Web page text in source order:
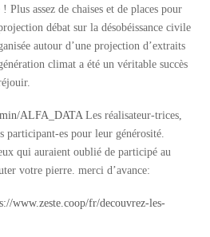
assez de chaises et de places pour
débat sur la désobéissance civile
autour d’une projection d’extraits
climat a été un véritable succès
ALFA_DATA Les réalisateur-trices,
participant-es pour leur générosité.
qui auraient oublié de participé au
votre pierre. merci d’avance:
www.zeste.coop/fr/decouvrez-les-